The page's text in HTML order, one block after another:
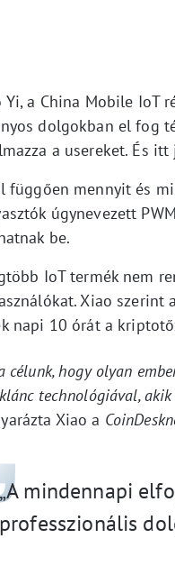
Yi, a China Mobile IoT
dolgokban el fog
a usereket. És itt
függően mennyit és
úgynevezett
be.
IoT termék nem
Xiao szerint
napi 10 órát a
célunk, hogy olyan
technológiával,
Xiao a
„A mindennapi
professzionális